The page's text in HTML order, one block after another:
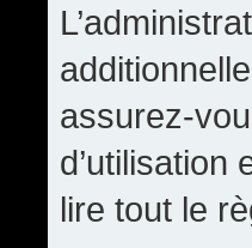
assurez-
d’utilisation
lire tout le